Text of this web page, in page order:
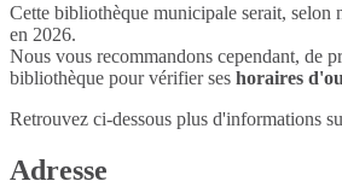
Cette bibliothèque municipale serait, selon
en 2026.
Nous vous recommandons cependant, de
bibliothèque pour vérifier ses horaires
Retrouvez ci-dessous plus d'informations
Adresse